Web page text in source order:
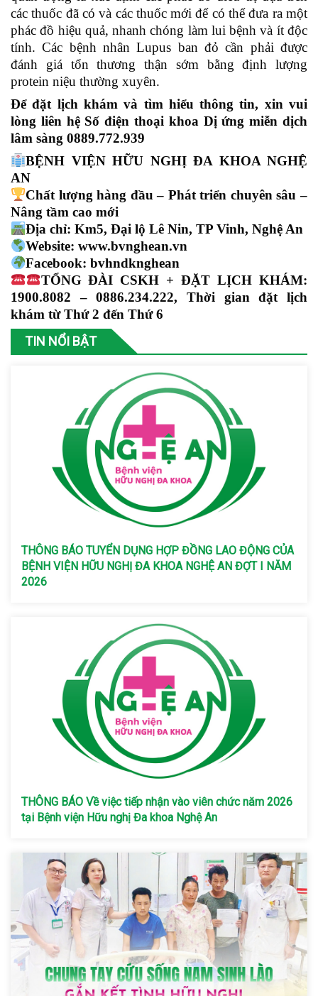
các thuốc đã có và các thuốc mới để có thể đưa ra một
phác đồ hiệu quả, nhanh chóng làm lui bệnh và ít độc
tính. Các bệnh nhân Lupus ban đỏ cần phải được
đánh giá tổn thương thận sớm bằng định lượng
protein niệu thường xuyên.
Để đặt lịch khám và tìm hiểu thông tin, xin vui
lòng liên hệ Số điện thoại khoa Dị ứng miễn dịch
lâm sàng 0889.772.939
BỆNH VIỆN HỮU NGHỊ ĐA KHOA NGHỆ
AN
Chất lượng hàng đầu – Phát triển chuyên sâu –
Nâng tầm cao mới
Địa chỉ: Km5, Đại lộ Lê Nin, TP Vinh, Nghệ An
Website: www.bvnghean.vn
Facebook: bvhndknghean
TỔNG ĐÀI CSKH + ĐẶT LỊCH KHÁM:
1900.8082 – 0886.234.222, Thời gian đặt lịch
khám từ Thứ 2 đến Thứ 6
TIN NỔI BẬT
THÔNG BÁO TUYỂN DỤNG HỢP ĐỒNG LAO ĐỘNG CỦA
BỆNH VIỆN HỮU NGHỊ ĐA KHOA NGHỆ AN ĐỢT I NĂM
2026
THÔNG BÁO Về việc tiếp nhận vào viên chức năm 2026
tại Bệnh viện Hữu nghị Đa khoa Nghệ An